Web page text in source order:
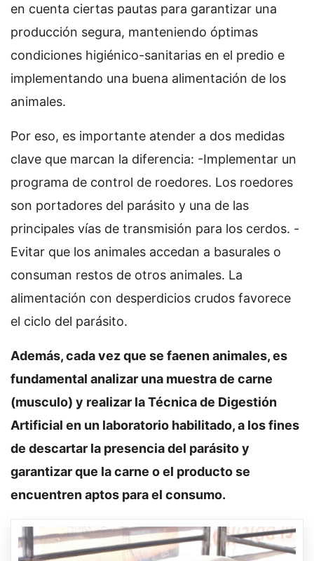
en cuenta ciertas pautas para garantizar una
producción segura, manteniendo óptimas
condiciones higiénico-sanitarias en el predio e
implementando una buena alimentación de los
animales.
Por eso, es importante atender a dos medidas
clave que marcan la diferencia: -Implementar un
programa de control de roedores. Los roedores
son portadores del parásito y una de las
principales vías de transmisión para los cerdos. -
Evitar que los animales accedan a basurales o
consuman restos de otros animales. La
alimentación con desperdicios crudos favorece
el ciclo del parásito.
Además, cada vez que se faenen animales, es
fundamental analizar una muestra de carne
(musculo) y realizar la Técnica de Digestión
Artificial en un laboratorio habilitado, a los fines
de descartar la presencia del parásito y
garantizar que la carne o el producto se
encuentren aptos para el consumo.